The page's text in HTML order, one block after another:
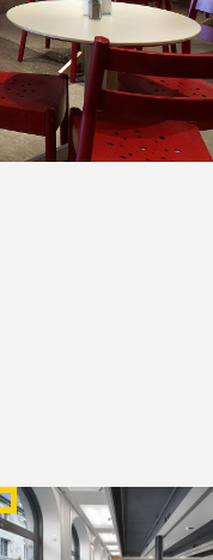
PHI - ESPACE